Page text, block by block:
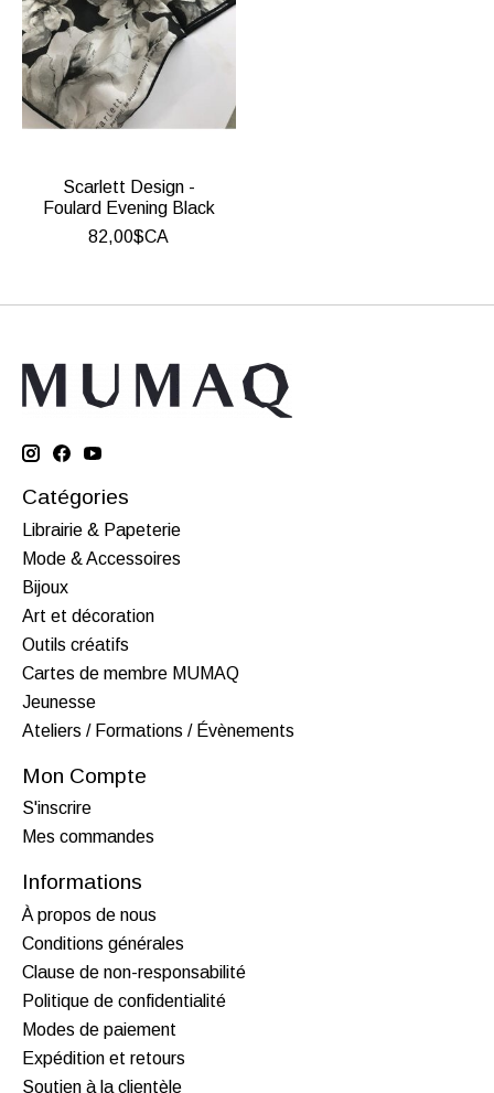
Scarlett Design -
Foulard Evening Black
82,00$CA
Catégories
Librairie & Papeterie
Mode & Accessoires
Bijoux
Art et décoration
Outils créatifs
Cartes de membre MUMAQ
Jeunesse
Ateliers / Formations / Évènements
Mon Compte
S'inscrire
Mes commandes
Informations
À propos de nous
Conditions générales
Clause de non-responsabilité
Politique de confidentialité
Modes de paiement
Expédition et retours
Soutien à la clientèle